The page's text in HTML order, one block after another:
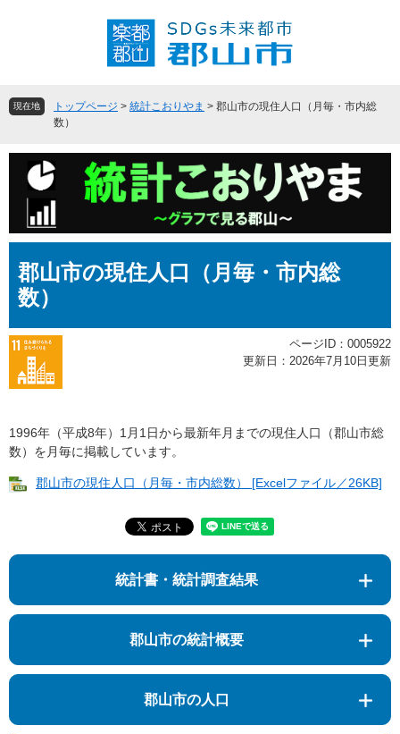
頭
飛現在地 トップページ > 統計こおりやま > 郡山市の現住人口（月毎・市内総
数）
文郡山市の現住人口（月毎・市内総
数）
ページID：0005922
更新日：2026年7月10日更新
1996年（平成8年）1月1日から最新年月までの現住人口（郡山市総
数）を月毎に掲載しています。
郡山市の現住人口（月毎・市内総数） [Excelファイル／26KB]
統計書・統計調査結果
郡山市の統計概要
郡山市の人口